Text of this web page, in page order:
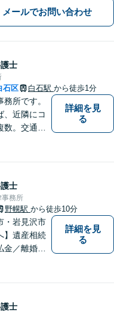
メールでお問い合わせ
士
石区 白石駅 から徒歩1分
所です。
、近隣にコ
。交通の
続、交通
理など幅
代の経験豊
詳細を見
る
士
事務所
野幌駅 から徒歩10分
・岩見沢市
】遺産相続
／離婚／
下さい。
詳細を見
る
士